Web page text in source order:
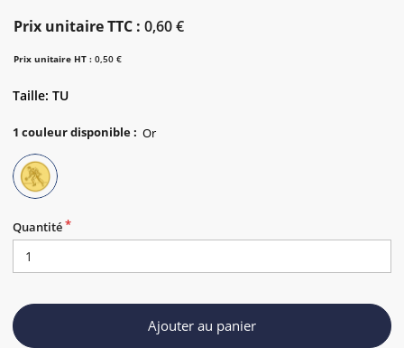
Prix unitaire TTC : 0,60 €
Prix unitaire HT : 0,50 €
Taille: TU
1 couleur disponible:
Quantité
Ajouter au panier